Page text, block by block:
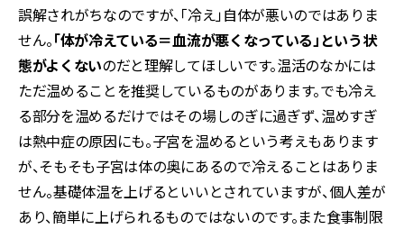
誤解されがちなのですが、「冷え」自体が悪いのではありま
せん。「体が冷えている＝血流が悪くなっている」という状
態がよくないのだと理解してほしいです。温活のなかには
ただ温めることを推奨しているものがあります。でも冷え
る部分を温めるだけではその場しのぎに過ぎず、温めすぎ
は熱中症の原因にも。子宮を温めるという考えもあります
が、そもそも子宮は体の奥にあるので冷えることはありま
せん。基礎体温を上げるといいとされていますが、個人差が
あり、簡単に上げられるものではないのです。また食事制限